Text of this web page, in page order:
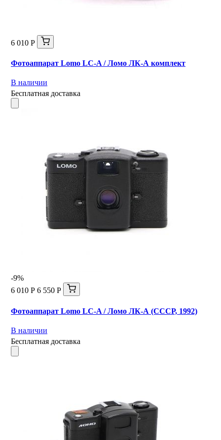
6 010 Р
Фотоаппарат Lomo LC-A / Ломо ЛК-А комплект
В наличии
Бесплатная доставка
-9%
6 010 Р 6 550 Р
Фотоаппарат Lomo LC-A / Ломо ЛК-А (СССР, 1992)
В наличии
Бесплатная доставка